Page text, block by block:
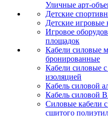
Уличные арт-
Детские
Детские игровые
Игровое
площадок
Кабели силовые
бронированные
Кабели силовые
изоляцией
Кабель силовой
Кабель силовой
Силовые кабели
сшитого